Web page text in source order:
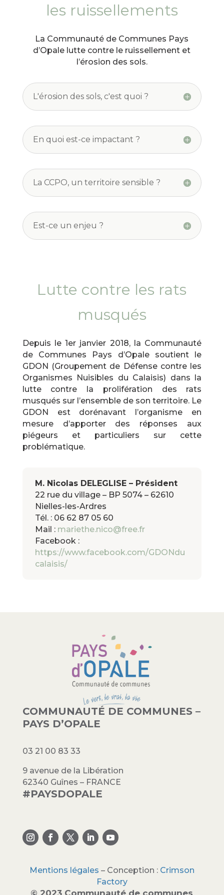
les ruissellements
La Communauté de Communes Pays
d’Opale lutte contre le ruissellement et
l’érosion des sols.
L'érosion des sols, c'est quoi ?
En quoi est-ce impactant ?
La CCPO, un territoire sensible ?
Est-ce un enjeu ?
Lutte contre les rats
musqués
Depuis le 1er janvier 2018, la Communauté
de Communes Pays d’Opale soutient le
GDON (Groupement de Défense contre les
Organismes Nuisibles du Calaisis) dans la
lutte contre la prolifération des rats
musqués sur l’ensemble de son territoire. Le
GDON est dorénavant l’organisme en
mesure d’apporter des réponses aux
piégeurs et particuliers sur cette
problématique.
M. Nicolas DELEGLISE – Président
22 rue du village – BP 5074 – 62610
Nielles-les-Ardres
Tél. : 06 62 87 05 60
Mail : mariethe.nico@free.fr
Facebook :
https://www.facebook.com/GDONdu
calaisis/
COMMUNAUTÉ DE COMMUNES –
PAYS D’OPALE
03 21 00 83 33
9 avenue de la Libération
62340 Guînes – FRANCE
#PAYSDOPALE
Mentions légales – Conception : Crimson
Factory